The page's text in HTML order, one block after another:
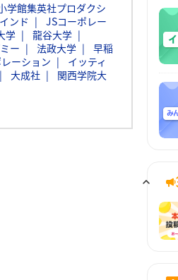
学館集英社プロダクシ
ンド
JSコーポレー
学
龍谷大学
ー 法政大学
早稲
ーション
イッティ
大成社
関西学院大